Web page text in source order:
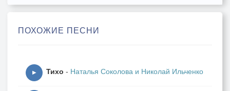
Счастье счёт свой открыло для нас…
Годом длинным становится час.
Лишь тепло телефонных фраз…
ПОХОЖИЕ ПЕСНИ
▶ Тихо - Наталья Соколова и Николай Ильченко